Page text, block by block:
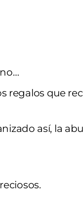
regalos que
así, la